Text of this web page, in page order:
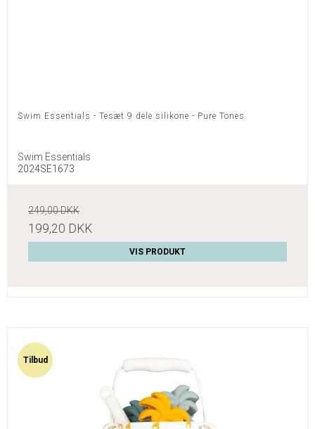
Swim Essentials - Tesæt 9 dele silikone - Pure Tones
Swim Essentials
2024SE1673
249,00 DKK
199,20 DKK
VIS PRODUKT
Tilbud